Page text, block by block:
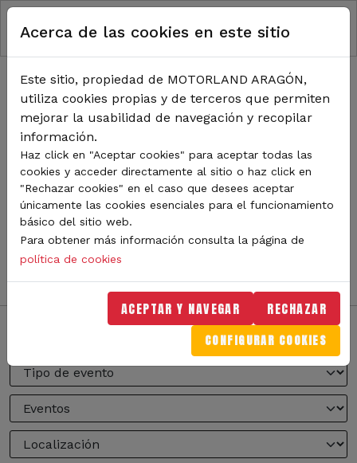
Pasar al contenido principal
RUTA DE NAVEGACIÓN
Inicio Noticias
TODA LA ACTUALIDAD DE
MOTORLAND
Sigue de cerca todas las novedades de MotorLand
Aragón. Aquí encontrarás noticias sobre eventos,
competiciones, pilotos, novedades del circuito y
mucho más. Filtra por categoría o tipo de contenido y
no te pierdas nada del mundo del motor.
Acerca de las cookies en este sitio
Este sitio, propiedad de MOTORLAND ARAGÓN,
utiliza cookies propias y de terceros que permiten
mejorar la usabilidad de navegación y recopilar
información.
Haz click en "Aceptar cookies" para aceptar todas las
cookies y acceder directamente al sitio o haz click en
"Rechazar cookies" en el caso que desees aceptar
únicamente las cookies esenciales para el funcionamiento
básico del sitio web.
Para obtener más información consulta la página de
política de cookies
ACEPTAR Y NAVEGAR RECHAZAR
CONFIGURAR COOKIES